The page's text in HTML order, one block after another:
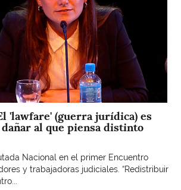
'lawfare' (guerra jurídica) es
al que piensa distinto
Nacional en el primer Encuentro
y trabajadoras judiciales. “Redistribuir